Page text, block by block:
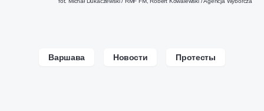
Варшава Новости Протесты